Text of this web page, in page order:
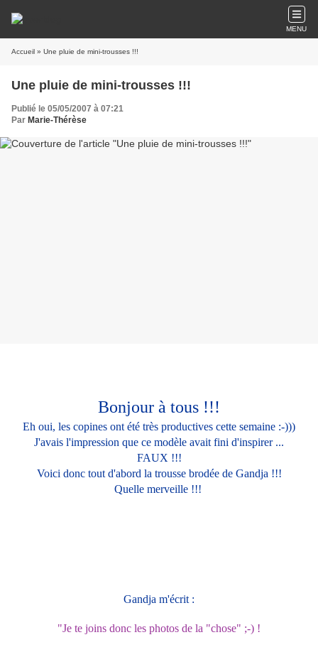
MENU
Accueil » Une pluie de mini-trousses !!!
Une pluie de mini-trousses !!!
Publié le 05/05/2007 à 07:21
Par Marie-Thérèse
Bonjour à tous !!!
Eh oui, les copines ont été très productives cette semaine :-)))
J'avais l'impression que ce modèle avait fini d'inspirer ...
FAUX !!!
Voici donc tout d'abord la trousse brodée de Gandja !!!
Quelle merveille !!!
Gandja m'écrit :
"Je te joins donc les photos de la "chose" ;-) !